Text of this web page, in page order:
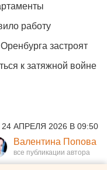
работу
застроят
к затяжной войне
24 АПРЕЛЯ 2026 В 09:50
Валентина Попова